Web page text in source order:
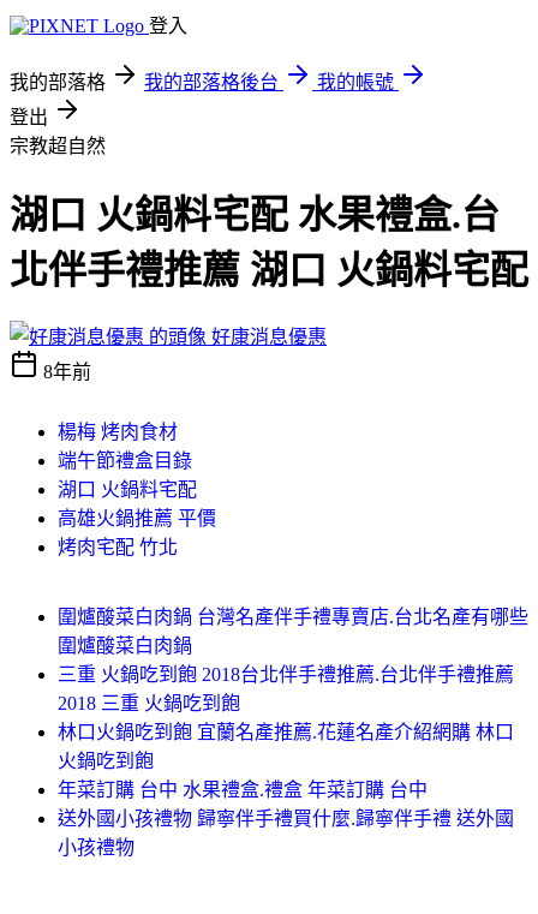
登入
我的部落格 我的部落格後台
我的帳號
登出
宗教超自然
湖口 火鍋料宅配 水果禮盒.台
北伴手禮推薦 湖口 火鍋料宅配
好康消息優惠
8年前
楊梅 烤肉食材
端午節禮盒目錄
湖口 火鍋料宅配
高雄火鍋推薦 平價
烤肉宅配 竹北
圍爐酸菜白肉鍋 台灣名產伴手禮專賣店.台北名產有哪些
圍爐酸菜白肉鍋
三重 火鍋吃到飽 2018台北伴手禮推薦.台北伴手禮推薦
2018 三重 火鍋吃到飽
林口火鍋吃到飽 宜蘭名產推薦.花蓮名產介紹網購 林口
火鍋吃到飽
年菜訂購 台中 水果禮盒.禮盒 年菜訂購 台中
送外國小孩禮物 歸寧伴手禮買什麼.歸寧伴手禮 送外國
小孩禮物